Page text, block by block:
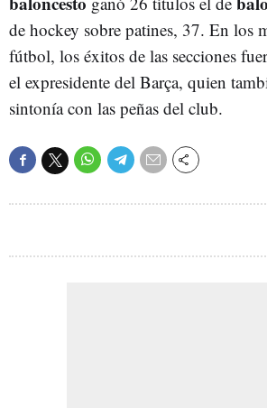
de hockey sobre patines, 37. En los
fútbol, los éxitos de las secciones
el expresidente del Barça, quien
sintonía con las peñas del club.